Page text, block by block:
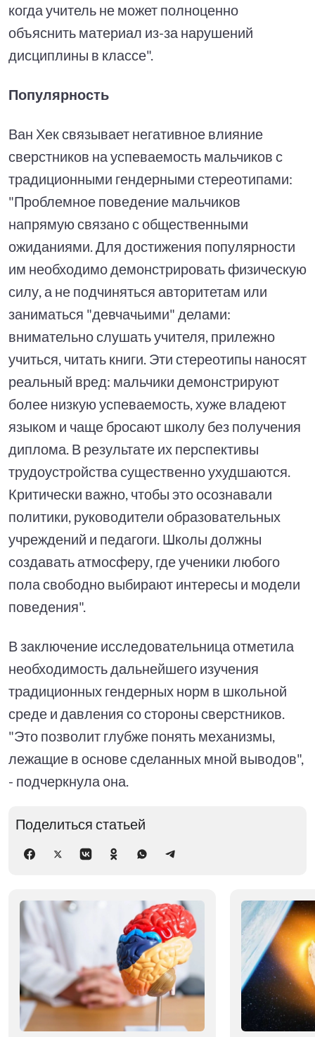
когда учитель не может полноценно
объяснить материал из-за нарушений
дисциплины в классе".
Популярность
Ван Хек связывает негативное влияние
сверстников на успеваемость мальчиков с
традиционными гендерными стереотипами:
"Проблемное поведение мальчиков
напрямую связано с общественными
ожиданиями. Для достижения популярности
им необходимо демонстрировать физическую
силу, а не подчиняться авторитетам или
заниматься "девчачьими" делами:
внимательно слушать учителя, прилежно
учиться, читать книги. Эти стереотипы наносят
реальный вред: мальчики демонстрируют
более низкую успеваемость, хуже владеют
языком и чаще бросают школу без получения
диплома. В результате их перспективы
трудоустройства существенно ухудшаются.
Критически важно, чтобы это осознавали
политики, руководители образовательных
учреждений и педагоги. Школы должны
создавать атмосферу, где ученики любого
пола свободно выбирают интересы и модели
поведения".
В заключение исследовательница отметила
необходимость дальнейшего изучения
традиционных гендерных норм в школьной
среде и давления со стороны сверстников.
"Это позволит глубже понять механизмы,
лежащие в основе сделанных мной выводов",
- подчеркнула она.
Поделиться статьей